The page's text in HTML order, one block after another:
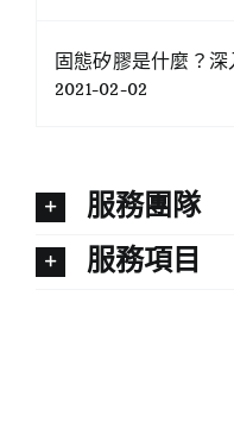
固態矽膠是什麼？
2021-02-02
服務團隊
服務項目